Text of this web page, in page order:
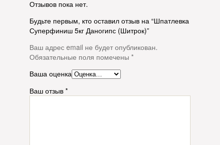
Отзывов пока нет.
Будьте первым, кто оставил отзыв на “Шпатлевка
Суперфиниш 5кг Даногипс (Шитрок)”
Ваш адрес email не будет опубликован.
Обязательные поля помечены *
Ваша оценка
Ваш отзыв *